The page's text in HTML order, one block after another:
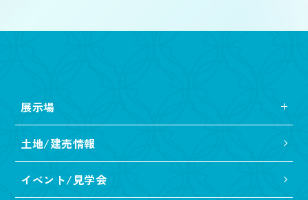
展示場
土地/建売情報
イベント/見学会